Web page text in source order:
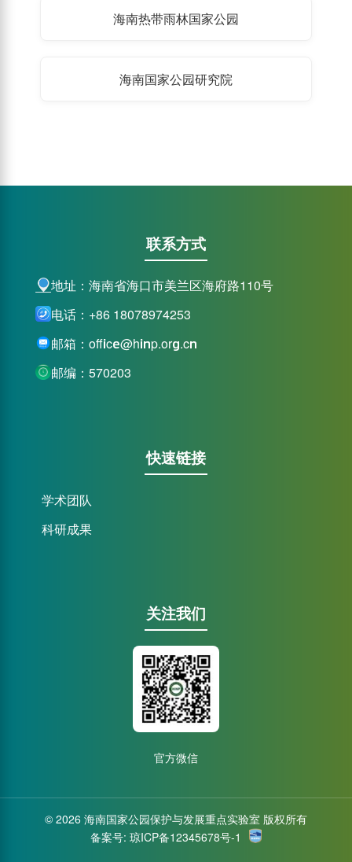
海南热带雨林国家公园
海南国家公园研究院
联系方式
地址：海南省海口市美兰区海府路110号
电话：+86 18078974253
邮箱：office@hinp.org.cn
邮编：570203
快速链接
学术团队
科研成果
关注我们
官方微信
© 2026 海南国家公园保护与发展重点实验室 版权所有
备案号:琼ICP备12345678号-1